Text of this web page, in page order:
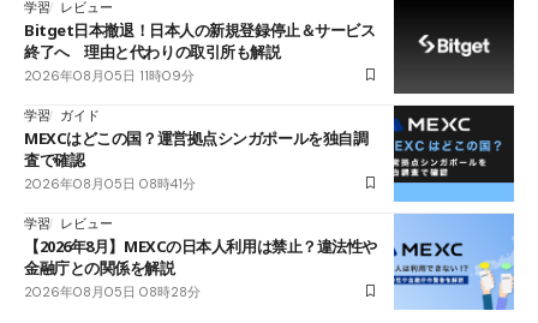
学習 レビュー
Bitget日本撤退！日本人の新規登録停止＆サービス
終了へ 理由と代わりの取引所も解説
2026年08月05日 11時09分
学習 ガイド
MEXCはどこの国？運営拠点シンガポールを独自調
査で確認
2026年08月05日 08時41分
学習 レビュー
【2026年8月】MEXCの日本人利用は禁止？違法性や
金融庁との関係を解説
2026年08月05日 08時28分